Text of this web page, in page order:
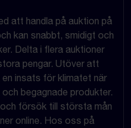
att handla på auktion på
kan snabbt, smidigt och
Delta i flera auktioner
pengar. Utöver att
insats för klimatet när
begagnade produkter.
försök till största mån
online. Hos oss på